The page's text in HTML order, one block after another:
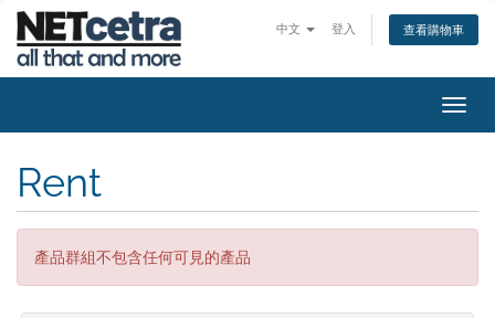
中文 登入 查看購物車
切
換
Rent
產品群組不包含任何可見的產品